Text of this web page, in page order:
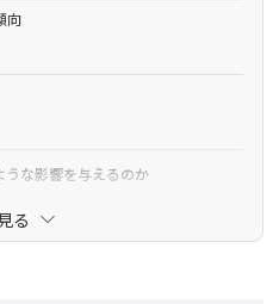
向
な影響を与えるのか
る